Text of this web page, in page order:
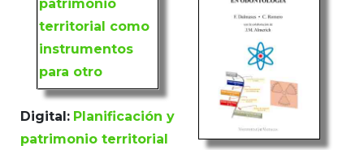
Digital: Planificación y
patrimonio territorial